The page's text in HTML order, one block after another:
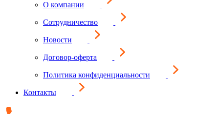
О компании
Сотрудничество
Новости
Договор-оферта
Политика конфиденциальности
Контакты